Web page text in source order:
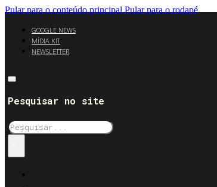
Pular para o conteúdo principal Pular para o rodapé
GOOGLE NEWS
MÍDIA KIT
NEWSLETTER
Pesquisar no site
Pesquisar